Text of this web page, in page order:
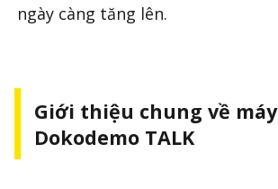
ngày càng tăng lên.
Giới thiệu chung về máy
Dokodemo TALK